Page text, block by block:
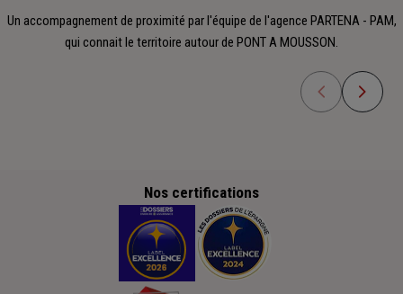
Un accompagnement de proximité par l'équipe de l'agence PARTENA - PAM,
qui connait le territoire autour de PONT A MOUSSON.
Nos certifications